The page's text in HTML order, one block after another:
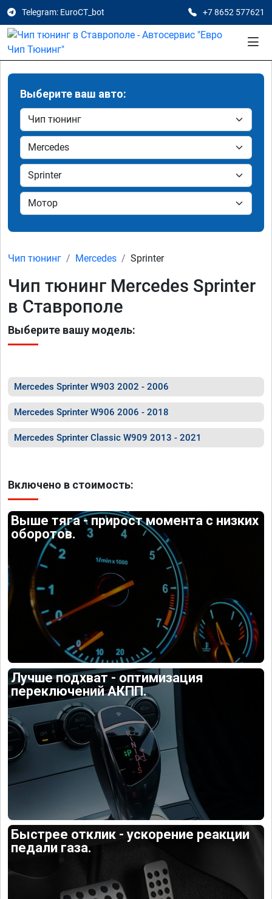
Telegram: EuroCT_bot +7 8652 577621
Выберите ваш авто:
Чип тюнинг Mercedes Sprinter
Чип тюнинг Mercedes Sprinter
в Ставрополе
Выберите вашу модель:
Mercedes Sprinter W903 2002 - 2006
Mercedes Sprinter W906 2006 - 2018
Mercedes Sprinter Classic W909 2013 - 2021
Включено в стоимость:
Выше тяга - прирост момента с низких
оборотов.
Лучше подхват - оптимизация
переключений АКПП.
Быстрее отклик - ускорение реакции
педали газа.